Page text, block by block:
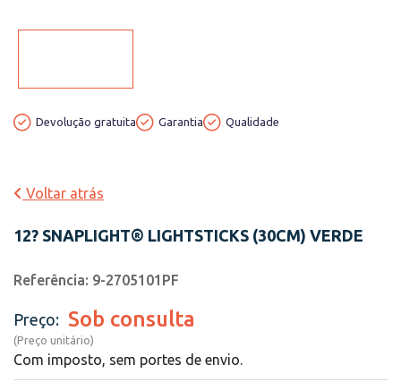
Devolução gratuita Garantia Qualidade
Voltar atrás
12? SNAPLIGHT® LIGHTSTICKS (30CM) VERDE
Referência: 9-2705101PF
Preço: Sob consulta
(Preço unitário)
Com imposto, sem portes de envio.